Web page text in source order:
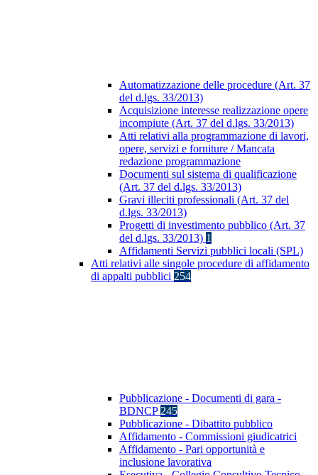
Automatizzazione delle procedure (Art. 37
del d.lgs. 33/2013)
Acquisizione interesse realizzazione opere
incompiute (Art. 37 del d.lgs. 33/2013)
Atti relativi alla programmazione di lavori,
opere, servizi e forniture / Mancata
redazione programmazione
Documenti sul sistema di qualificazione
(Art. 37 del d.lgs. 33/2013)
Gravi illeciti professionali (Art. 37 del
d.lgs. 33/2013)
Progetti di investimento pubblico (Art. 37
del d.lgs. 33/2013) 1
Affidamenti Servizi pubblici locali (SPL)
Atti relativi alle singole procedure di affidamento
di appalti pubblici 254
Pubblicazione - Documenti di gara -
BDNCP 245
Pubblicazione - Dibattito pubblico
Affidamento - Commissioni giudicatrici
Affidamento - Pari opportunità e
inclusione lavorativa